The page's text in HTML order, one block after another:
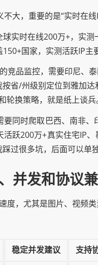
不大，重要的是“实时在
球实时在线200万+，实
国家，实测活跃IP
竞品监控，需要印尼、
省/州级别定位到雅加
轮换策略，就是纸上谈兵
要同时爬取巴西、南非
跃200万+真实住宅IP
过很多坑，后面可以单
并发和协议
度，尤其是图片、视频
稳定并发建议
支持